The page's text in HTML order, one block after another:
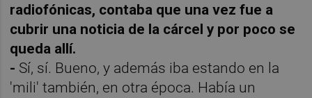
radiofónicas, contaba que una vez fue a
cubrir una noticia de la cárcel y por poco se
queda allí.
- Sí, sí. Bueno, y además iba estando en la
'mili' también, en otra época. Había un